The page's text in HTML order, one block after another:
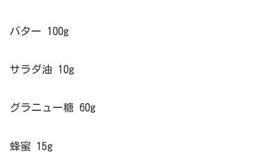
バター 100g
サラダ油 10g
グラニュー糖 60g
蜂蜜 15g